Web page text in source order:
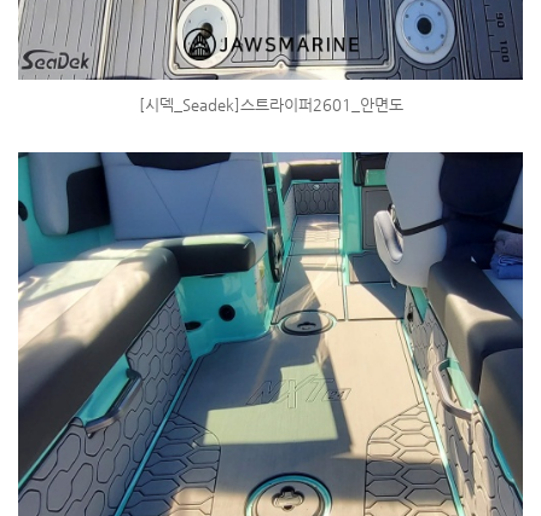
[시덱_Seadek]스트라이퍼2601_안면도